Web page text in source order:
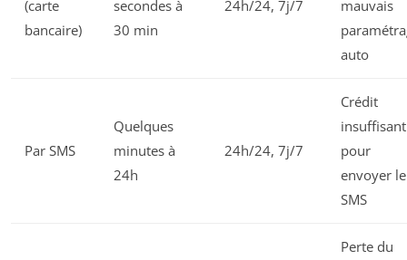
(carte
bancaire)
secondes à
30 min
24h/24, 7j/7
mauvais
auto
Par SMS
Quelques
minutes à
24h
24h/24, 7j/7
Crédit
insuffisant
pour
envoyer le
SMS
Perte du